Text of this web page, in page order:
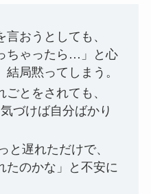
おうとしても、
ちゃったら…」と心
局黙ってしまう。
とをされても、
づけば自分ばかり
遅れただけで、
たのかな」と不安に